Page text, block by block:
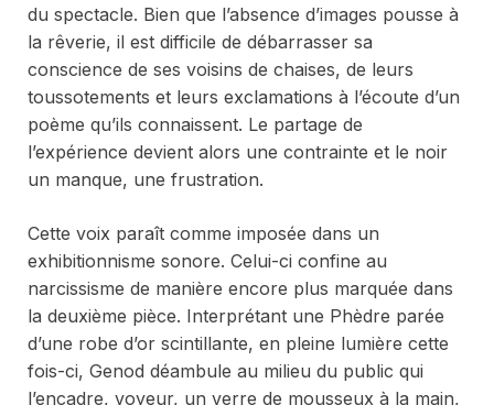
du spectacle. Bien que l’absence d’images pousse à
la rêverie, il est difficile de débarrasser sa
conscience de ses voisins de chaises, de leurs
toussotements et leurs exclamations à l’écoute d’un
poème qu’ils connaissent. Le partage de
l’expérience devient alors une contrainte et le noir
un manque, une frustration.
Cette voix paraît comme imposée dans un
exhibitionnisme sonore. Celui-ci confine au
narcissisme de manière encore plus marquée dans
la deuxième pièce. Interprétant une Phèdre parée
d’une robe d’or scintillante, en pleine lumière cette
fois-ci, Genod déambule au milieu du public qui
l’encadre, voyeur, un verre de mousseux à la main,